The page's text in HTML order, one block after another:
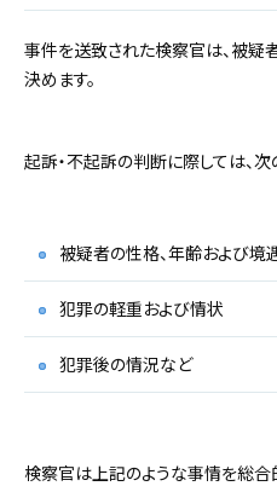
事件を送致された検察官は、被疑
決めます。
起訴・不起訴の判断に際しては、
被疑者の性格、年齢および境
犯罪の軽重および情状
犯罪後の情況など
検察官は上記のような事情を総合